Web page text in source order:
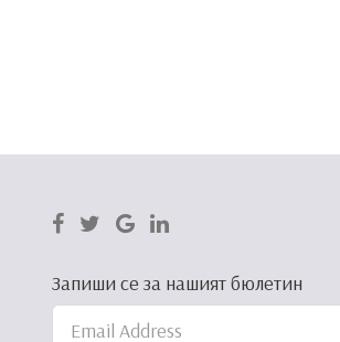
Запиши се за нашият бюлетин